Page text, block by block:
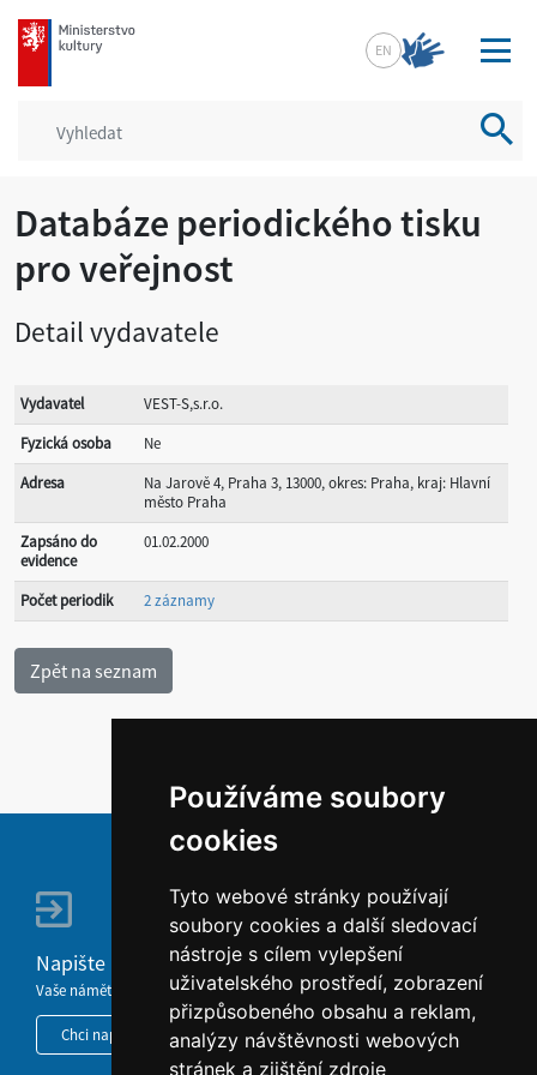
Používáme soubory
cookies
Tyto webové stránky používají
soubory cookies a další sledovací
nástroje s cílem vylepšení
uživatelského prostředí, zobrazení
přizpůsobeného obsahu a reklam,
analýzy návštěvnosti webových
stránek a zjištění zdroje
mkcr.cz
EN
Databáze periodického tisku
pro veřejnost
Detail vydavatele
Vydavatel
VEST-S,s.r.o.
Fyzická osoba
Ne
Adresa
Na Jarově 4, Praha 3, 13000, okres: Praha, kraj: Hlavní
město Praha
Zapsáno do
evidence
01.02.2000
Počet periodik 2 záznamy
Napište nám
Vaše náměty, komentáře, připomínky a dotazy nezůstanou bez odezvy.
Chci napsat MKČR